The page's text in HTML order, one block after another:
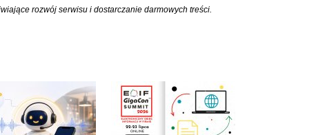
rozwój serwisu i dostarczanie darmowych treści.